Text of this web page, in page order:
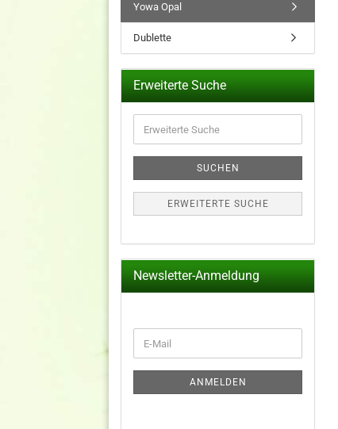
Yowa Opal
Dublette
Erweiterte Suche
Suche
SUCHEN
ERWEITERTE SUCHE
Newsletter-Anmeldung
ZUR
ANMELDUNG
E-
Mail
ANMELDEN